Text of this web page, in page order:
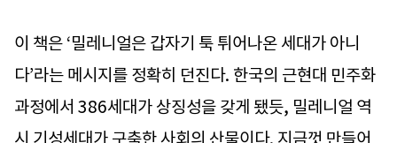
이 책은 ‘밀레니얼은 갑자기 툭 튀어나온 세대가 아니
다’라는 메시지를 정확히 던진다. 한국의 근현대 민주화
과정에서 386세대가 상징성을 갖게 됐듯, 밀레니얼 역
시 기성세대가 구축한 사회의 산물이다. 지금껏 만들어